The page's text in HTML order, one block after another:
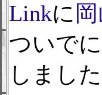
Linkに
ついで
しまし